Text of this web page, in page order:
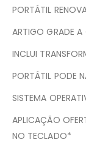
PORTÁTIL
ARTIGO GRADE
INCLUI
PORTÁTIL PODE
SISTEMA
APLICAÇÃO
NO TECLADO*